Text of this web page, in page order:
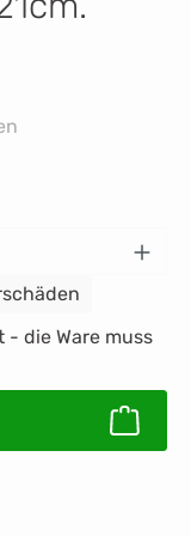
- die Ware muss